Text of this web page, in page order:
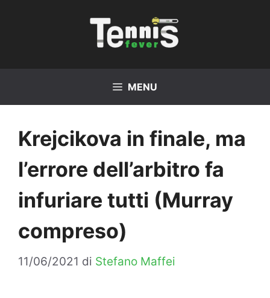
MENU
Krejcikova in finale, ma
l’errore dell’arbitro fa
infuriare tutti (Murray
compreso)
11/06/2021 di Stefano Maffei